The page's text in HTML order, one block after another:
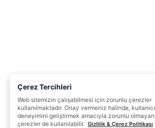
Çerez Tercihleri
Web sitemizin çalışabilmesi için zorunlu çerezler
kullanılmaktadır. Onay vermeniz halinde, kullanıcı
deneyimini geliştirmek amacıyla zorunlu olmayan
çerezler de kullanılabilir. Gizlilik & Çerez Politikası